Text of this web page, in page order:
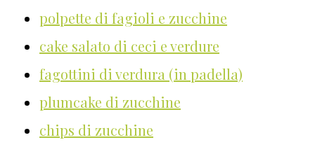
polpette di fagioli e zucchine
cake salato di ceci e verdure
fagottini di verdura (in padella)
plumcake di zucchine
chips di zucchine